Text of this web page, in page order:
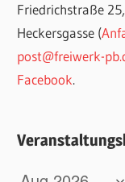
Friedrichstraße
Heckersgasse (
post@freiwerk-
Facebook.